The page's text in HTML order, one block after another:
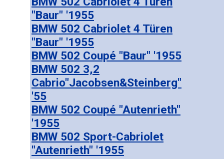
"Baur" '1955
BMW 502 Cabriolet 4 Türen
"Baur" '1955
BMW 502 Coupé "Baur" '1955
BMW 502 3,2
Cabrio"Jacobsen&Steinberg"
'55
BMW 502 Coupé "Autenrieth"
'1955
BMW 502 Sport-Cabriolet
"Autenrieth" '1955